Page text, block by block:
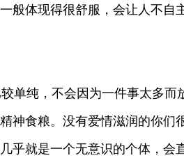
般体现得很舒服，会让人不自
单纯，不会因为一件事太多而
神食粮。没有爱情滋润的你们
乎就是一个无意识的个体，会